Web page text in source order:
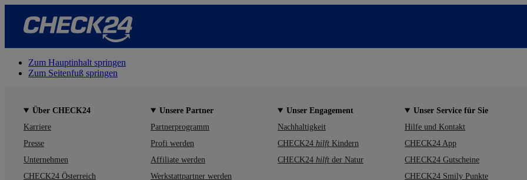
Zum Hauptinhalt springen
Zum Seitenfuß springen
Über CHECK24
Karriere
Presse
Unternehmen
CHECK24 Österreich
Unsere Partner
Partnerprogramm
Profi werden
Affiliate werden
Werkstattpartner werden
Unser Engagement
Nachhaltigkeit
CHECK24 hilft Kindern
CHECK24 hilft der Natur
Unser Service für Sie
Hilfe und Kontakt
CHECK24 App
CHECK24 Gutscheine
CHECK24 Smily Punkte